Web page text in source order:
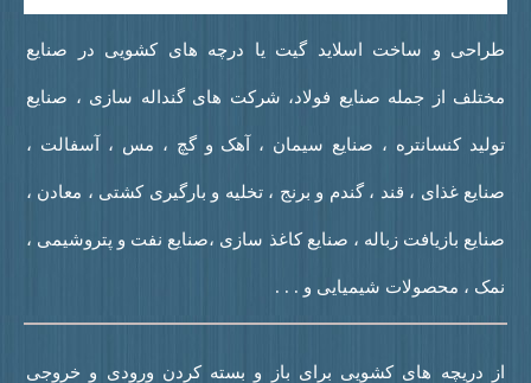
و ساخت اسلاید گیت یا درچه های کشویی در صنایع
از جمله صنایع فولاد، شرکت های گنداله سازی ، صنایع
کنسانتره ، صنایع سیمان ، آهک و گچ ، مس ، آسفالت ،
غذای ، قند ، گندم و برنج ، تخلیه و بارگیری کشتی ، معادن ،
بازیافت زباله ، صنایع کاغذ سازی ،صنایع نفت و پتروشیمی ،
، محصولات شیمیایی و . . .
دریچه های کشویی برای باز و بسته کردن ورودی و خروجی